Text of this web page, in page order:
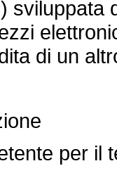
sviluppata
di un
per il